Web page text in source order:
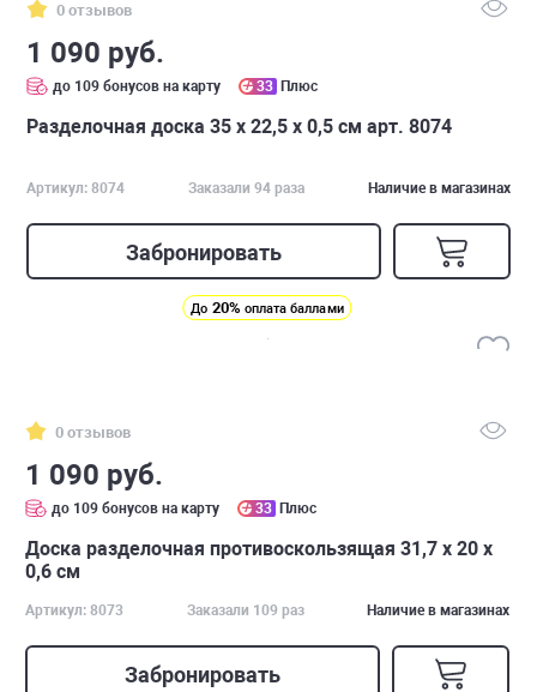
0 отзывов
1 090 руб.
до 109 бонусов на карту 33 Плюс
Разделочная доска 35 х 22,5 x 0,5 см арт. 8074
Артикул: 8074 Заказали 94 раза Наличие в магазинах
Забронировать
До 20% оплата баллами
0 отзывов
1 090 руб.
до 109 бонусов на карту 33 Плюс
Доска разделочная противоскользящая 31,7 х 20 x
0,6 см
Артикул: 8073 Заказали 109 раз Наличие в магазинах
Забронировать